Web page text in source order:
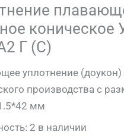
коническое
Г (С)
уплотнение (доукон)
производства с
мм
2 в наличии